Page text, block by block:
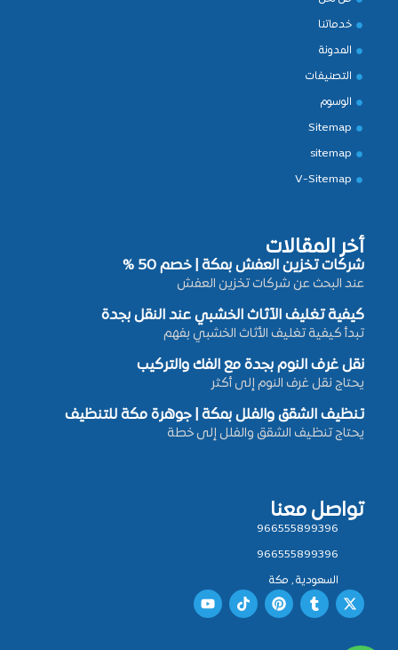
خدماتنا
المدونة
التصنيفات
الوسوم
Sitemap
sitemap
V-Sitemap
أخر المقالات
شركات تخزين العفش بمكة | خصم 50 %
عند البحث عن شركات تخزين العفش
كيفية تغليف الأثاث الخشبي عند النقل بجدة
تبدأ كيفية تغليف الأثاث الخشبي بفهم
نقل غرف النوم بجدة مع الفك والتركيب
يحتاج نقل غرف النوم إلى أكثر
تنظيف الشقق والفلل بمكة | جوهرة مكة للتنظيف
يحتاج تنظيف الشقق والفلل إلى خطة
تواصل معنا
966555899396
966555899396
السعودية , مكة
X
-
T
u
P
i
T
i
Y
o